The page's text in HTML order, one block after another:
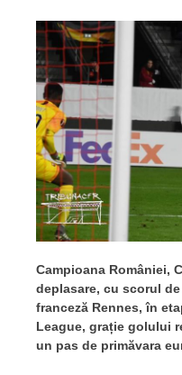
Campioana României,
deplasare, cu scorul
franceză Rennes, în
League, grație golului
un pas de primăvara